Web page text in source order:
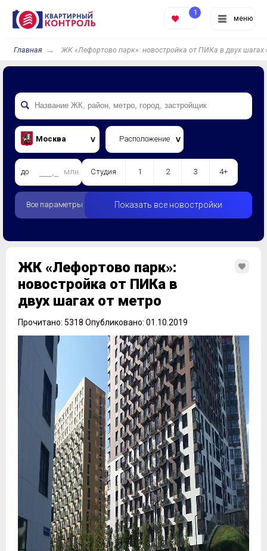
меню
1
Главная ЖК «Лефортово парк»: новостройка от ПИКа в двух шагах
Москва Расположение
до млн. Студия 1 2 3 4+
Все параметры Показать все новостройки
ЖК «Лефортово парк»:
новостройка от ПИКа в
двух шагах от метро
Прочитано: 5318 Опубликовано: 01.10.2019